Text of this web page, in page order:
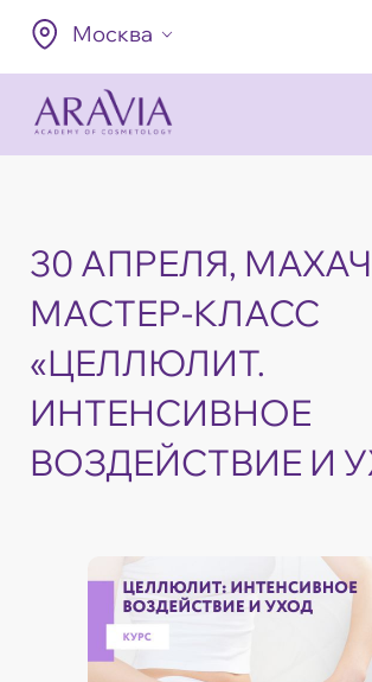
Москва
30 АПРЕЛЯ,
МАСТЕР-КЛАСС
«ЦЕЛЛЮЛИТ.
ИНТЕНСИВНОЕ
ВОЗДЕЙСТВИЕ И